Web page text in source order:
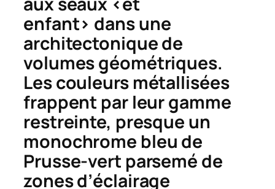
enfant> dans une
architectonique de
volumes géométriques.
Les couleurs métallisées
frappent par leur gamme
restreinte, presque un
monochrome bleu de
Prusse-vert parsemé de
zones d’éclairage